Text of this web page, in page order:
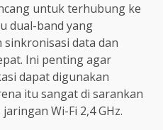
untuk terhubung ke
dual-band yang
data dan
Ini penting agar
dapat digunakan
itu sangat di sarankan
Wi-Fi 2,4 GHz.